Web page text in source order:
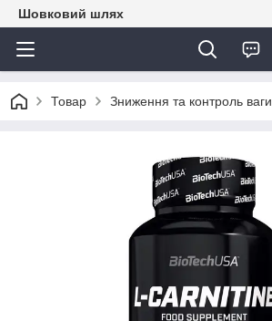
Шовковий шлях
Товар Зниження та контроль ваги